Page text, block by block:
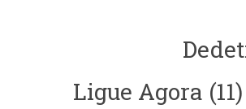
Ligue Agora